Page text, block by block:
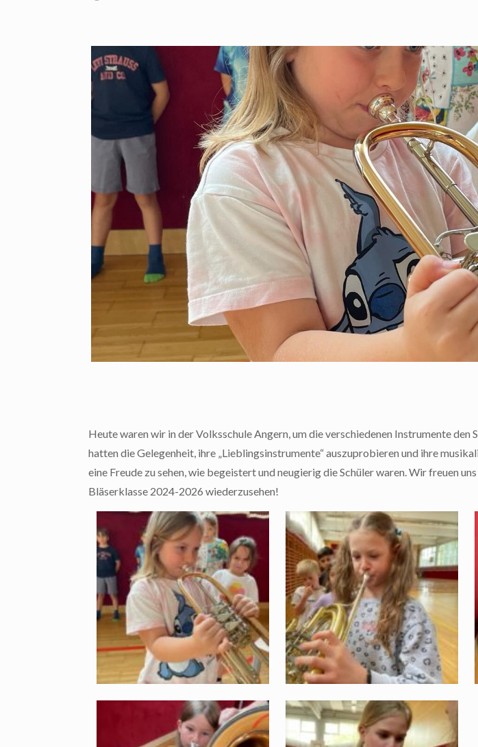
Heute waren wir in der Volksschule Angern, um die verschiedenen Instrumente den
hatten die Gelegenheit, ihre „Lieblingsinstrumente“ auszuprobieren und ihre
eine Freude zu sehen, wie begeistert und neugierig die Schüler waren. Wir freuen
Bläserklasse 2024-2026 wiederzusehen!